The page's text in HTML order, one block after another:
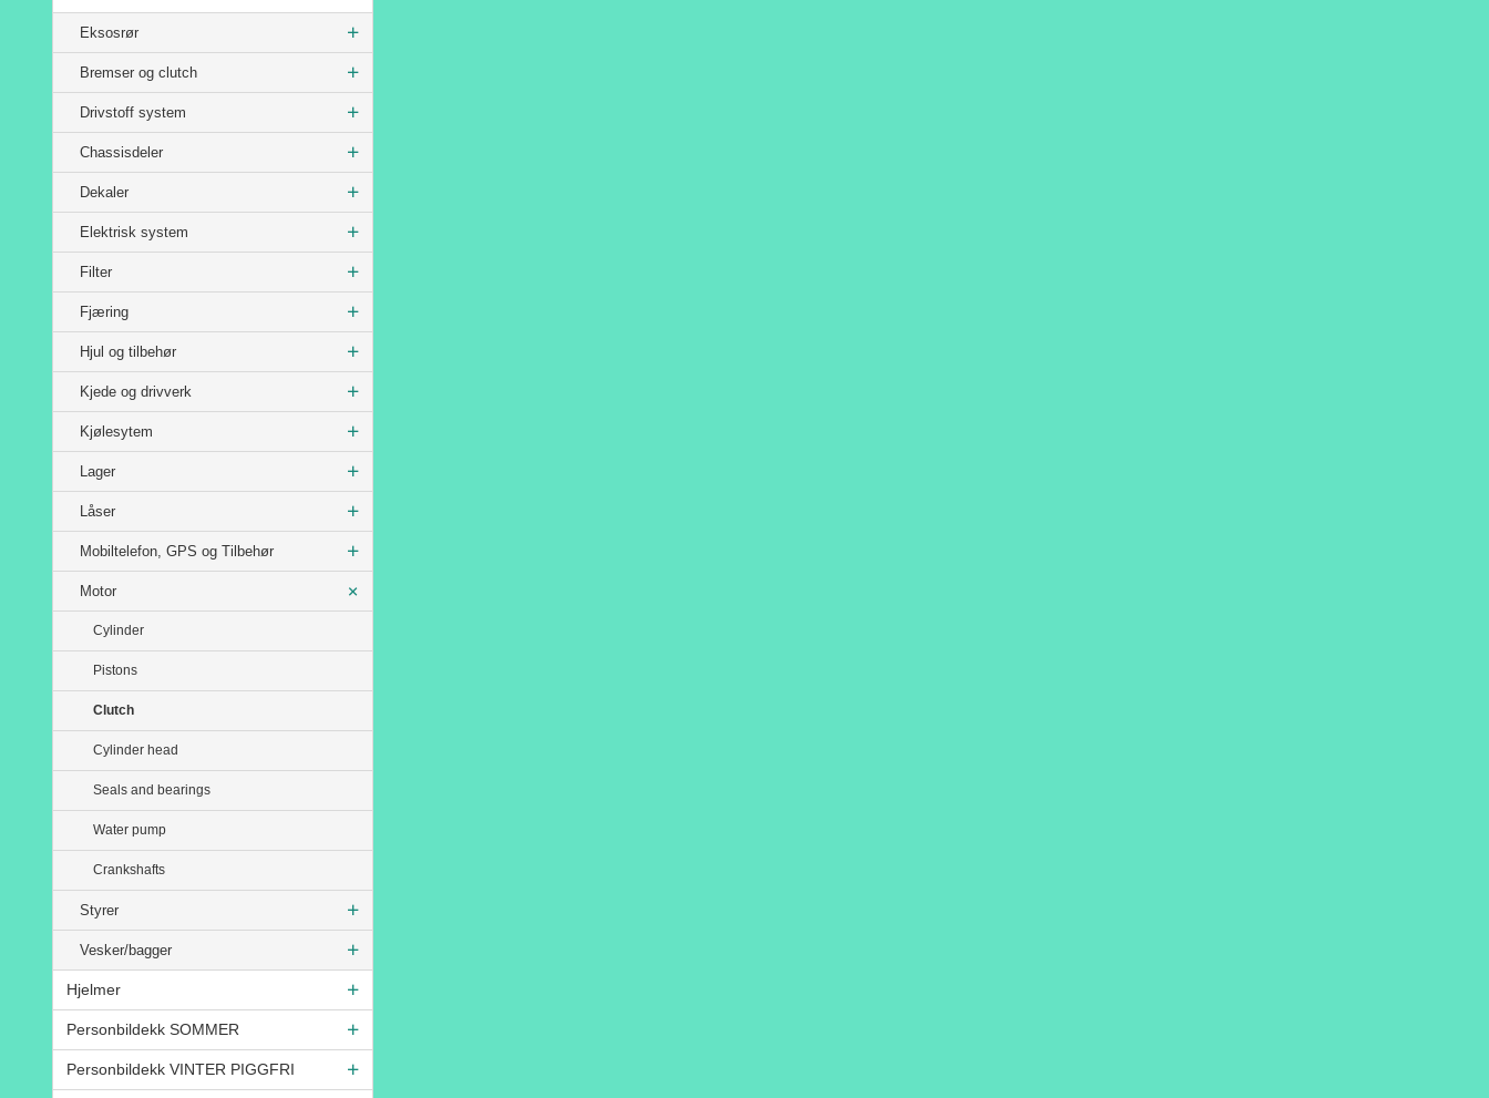
Eksosrør
Bremser og clutch
Drivstoff system
Chassisdeler
Dekaler
Elektrisk system
Filter
Fjæring
Hjul og tilbehør
Kjede og drivverk
Kjølesytem
Lager
Låser
Mobiltelefon, GPS og Tilbehør
Motor
Cylinder
Pistons
Clutch
Cylinder head
Seals and bearings
Water pump
Crankshafts
Styrer
Vesker/bagger
Hjelmer
Personbildekk SOMMER
Personbildekk VINTER PIGGFRI